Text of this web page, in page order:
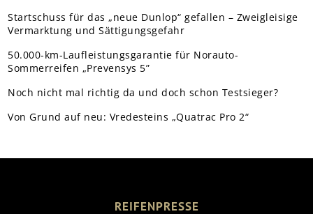
Startschuss für das „neue Dunlop“ gefallen – Zweigleisige
Vermarktung und Sättigungsgefahr
50.000-km-Laufleistungsgarantie für Norauto-
Sommerreifen „Prevensys 5”
Noch nicht mal richtig da und doch schon Testsieger?
Von Grund auf neu: Vredesteins „Quatrac Pro 2“
REIFENPRESSE